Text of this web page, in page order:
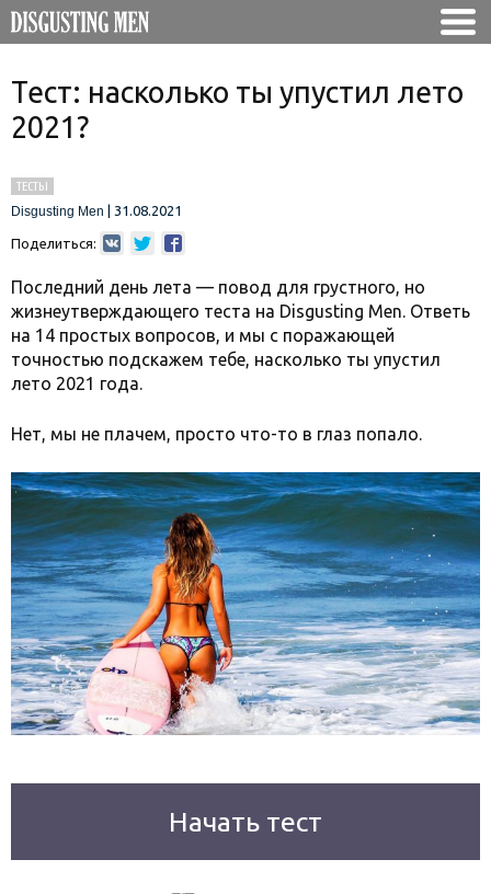
Тест: насколько ты упустил лето
2021?
ТЕСТЫ
Disgusting Men
31.08.2021
Поделиться:
Последний день лета — повод для грустного, но
жизнеутверждающего теста на Disgusting Men. Ответь
на 14 простых вопросов, и мы с поражающей
точностью подскажем тебе, насколько ты упустил
лето 2021 года.
Нет, мы не плачем, просто что-то в глаз попало.
Начать тест